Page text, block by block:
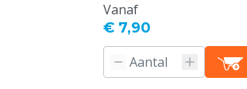
Vanaf
€ 7,90